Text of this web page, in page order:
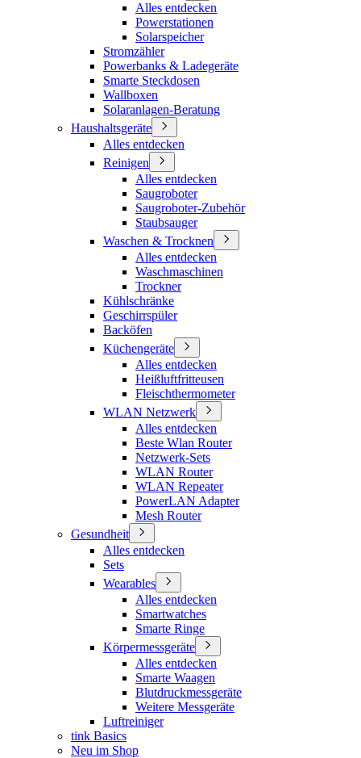
Alles entdecken
Powerstationen
Solarspeicher
Stromzähler
Powerbanks & Ladegeräte
Smarte Steckdosen
Wallboxen
Solaranlagen-Beratung
Haushaltsgeräte
Alles entdecken
Reinigen
Alles entdecken
Saugroboter
Saugroboter-Zubehör
Staubsauger
Waschen & Trocknen
Alles entdecken
Waschmaschinen
Trockner
Kühlschränke
Geschirrspüler
Backöfen
Küchengeräte
Alles entdecken
Heißluftfritteusen
Fleischthermometer
WLAN Netzwerk
Alles entdecken
Beste Wlan Router
Netzwerk-Sets
WLAN Router
WLAN Repeater
PowerLAN Adapter
Mesh Router
Gesundheit
Alles entdecken
Sets
Wearables
Alles entdecken
Smartwatches
Smarte Ringe
Körpermessgeräte
Alles entdecken
Smarte Waagen
Blutdruckmessgeräte
Weitere Messgeräte
Luftreiniger
tink Basics
Neu im Shop